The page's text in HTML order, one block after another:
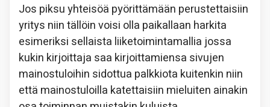
Jos piksu yhteisöä pyörittämään perustettaisiin
yritys niin tällöin voisi olla paikallaan harkita
esimeriksi sellaista liiketoimintamallia jossa
kukin kirjoittaja saa kirjoittamiensa sivujen
mainostuloihin sidottua palkkiota kuitenkin niin
että mainostuloilla katettaisiin mieluiten ainakin